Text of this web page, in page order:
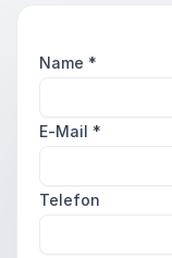
Name *
E-Mail *
Telefon